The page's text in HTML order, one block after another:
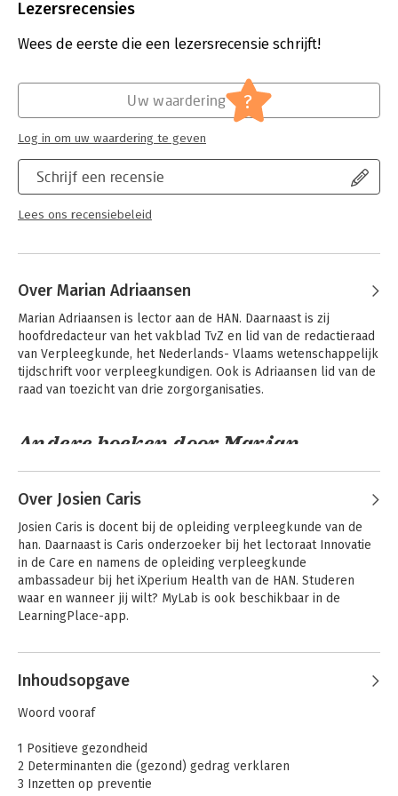
Uitgever:
Verschijningsdatum:
3-4-2025
Lezersrecensies
Wees de eerste die een lezersrecensie schrijft!
Schrijf een recensie
Lees ons recensiebeleid
Uw waardering ?
Log in om uw waardering te geven
Over Marian Adriaansen
Marian Adriaansen is lector aan de HAN. Daarnaast is zij
hoofdredacteur van het vakblad TvZ en lid van de redactieraad
van Verpleegkunde, het Nederlands- Vlaams wetenschappelijk
tijdschrift voor verpleegkundigen. Ook is Adriaansen lid van de
raad van toezicht van drie zorgorganisaties.
Andere boeken door Marian
Leiderschapsontwikkeling
verpleegkundigen
Over Josien Caris
Josien Caris is docent bij de opleiding verpleegkunde van de
han. Daarnaast is Caris onderzoeker bij het lectoraat Innovatie
in de Care en namens de opleiding verpleegkunde
ambassadeur bij het iXperium Health van de HAN. Studeren
waar en wanneer jij wilt? MyLab is ook beschikbaar in de
LearningPlace-app.
Inhoudsopgave
Woord vooraf
1 Positieve gezondheid
2 Determinanten die (gezond) gedrag verklaren
3 Inzetten op preventie